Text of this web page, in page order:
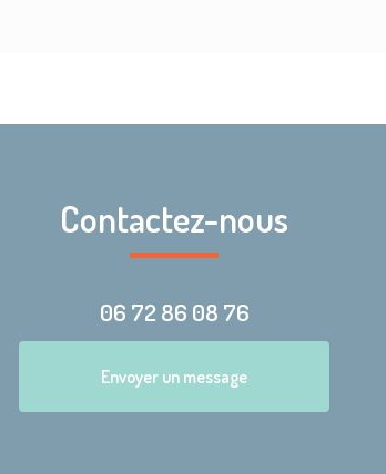
Contactez-nous
06 72 86 08 76
Envoyer un message